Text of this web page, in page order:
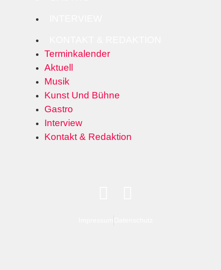
Terminkalender
Aktuell
Musik
Kunst Und Bühne
Gastro
Interview
Kontakt & Redaktion